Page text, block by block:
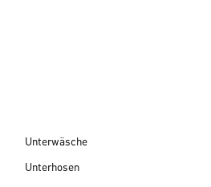
Unterwäsche
Unterhosen